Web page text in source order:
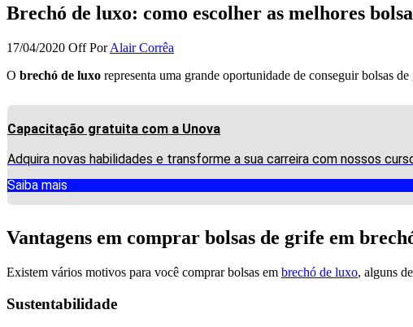
Brechó de luxo: como escolher as melhores
17/04/2020 OffPor Alair Corrêa
O brechó de luxo representa uma grande oportunidade de conseguir bolsas
Capacitação gratuita com a Unova
Adquira novas habilidades e transforme a sua carreira com nossos
Saiba mais
Vantagens em comprar bolsas de grife em
Existem vários motivos para você comprar bolsas em brechó de luxo, alguns
Sustentabilidade